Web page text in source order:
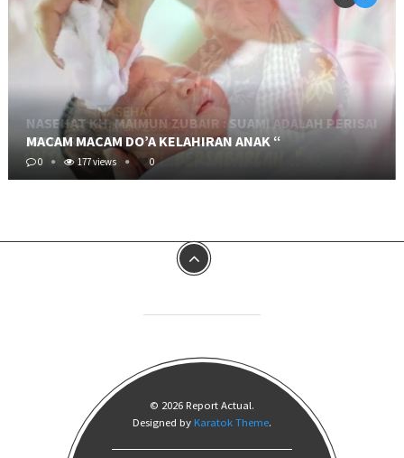
MACAM MACAM DO’A KELAHIRAN ANAK “
0 177 views 0
© 2026 Report Actual.
Designed byKaratok Theme.